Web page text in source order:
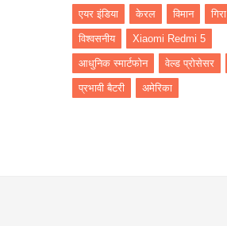
एयर इंडिया केरल विमान गिरा
विश्वसनीय Xiaomi Redmi 5
आधुनिक स्मार्टफोन वेल्ड प्रोसेसर
प्रभावी बैटरी अमेरिका